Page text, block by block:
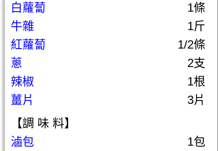
白蘿蔔
1條
牛雜
1斤
紅蘿蔔
1/2條
蔥
2支
辣椒
1根
薑片
3片
【調 味 料】
滷包
1包